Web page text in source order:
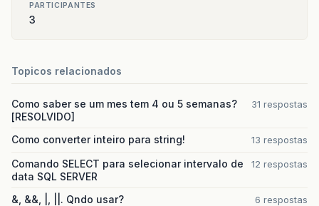
PARTICIPANTES
3
Topicos relacionados
Como saber se um mes tem 4 ou 5 semanas?
[RESOLVIDO]
31 respostas
Como converter inteiro para string! 13 respostas
Comando SELECT para selecionar intervalo de
data SQL SERVER
12 respostas
&, &&, |, ||. Qndo usar? 6 respostas